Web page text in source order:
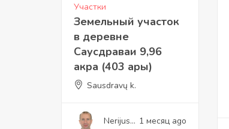
Участки
Земельный участок
в деревне
Саусдраваи 9,96
акра (403 ары)
Sausdravų k.
Nerijus
1 месяц ago